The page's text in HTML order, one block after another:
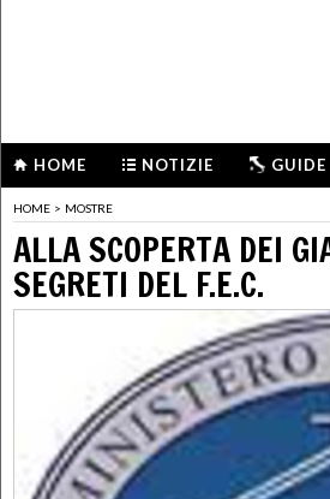
HOME NOTIZIE GUIDE
HOME > MOSTRE
ALLA SCOPERTA DEI
SEGRETI DEL F.E.C.